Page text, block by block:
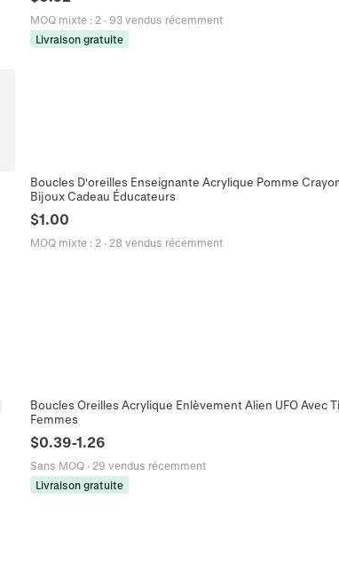
MOQ mixte : 2 · 93 vendus récemment
Livraison gratuite
Boucles D'oreilles Enseignante Acrylique Pomme
Bijoux Cadeau Éducateurs
$1.00
MOQ mixte : 2 · 28 vendus récemment
Boucles Oreilles Acrylique Enlèvement Alien UFO Avec
Femmes
$0.39-1.26
Sans MOQ · 29 vendus récemment
Livraison gratuite